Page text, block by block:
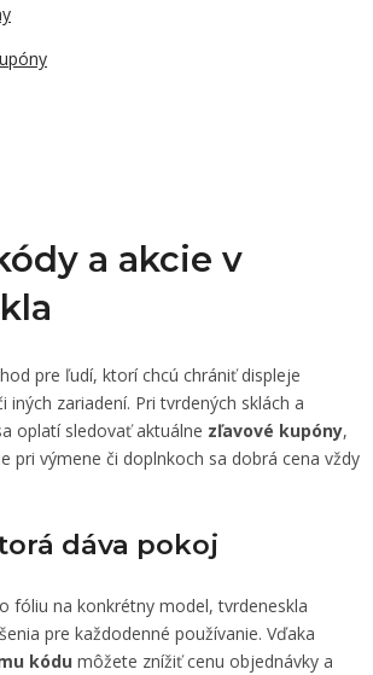
a akcie v
pre ľudí, ktorí chcú chrániť displeje
zariadení. Pri tvrdených sklách a
oplatí sledovať aktuálne zľavové kupóny,
pri výmene či doplnkoch sa dobrá cena vždy
dáva pokoj
fóliu na konkrétny model, tvrdeneskla
pre každodenné používanie. Vďaka
kódu môžete znížiť cenu objednávky a